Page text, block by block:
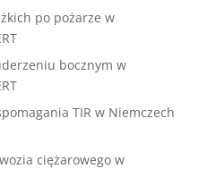
po pożarze w
bocznym w
TIR w Niemczech
ciężarowego w